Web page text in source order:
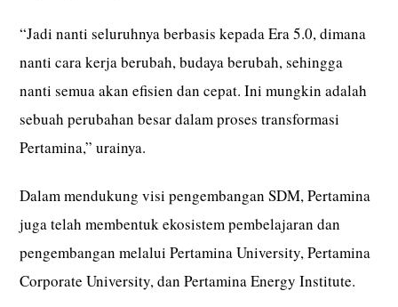
“Jadi nanti seluruhnya berbasis kepada Era 5.0, dimana
nanti cara kerja berubah, budaya berubah, sehingga
nanti semua akan efisien dan cepat. Ini mungkin adalah
sebuah perubahan besar dalam proses transformasi
Pertamina,” urainya.
Dalam mendukung visi pengembangan SDM, Pertamina
juga telah membentuk ekosistem pembelajaran dan
pengembangan melalui Pertamina University, Pertamina
Corporate University, dan Pertamina Energy Institute.